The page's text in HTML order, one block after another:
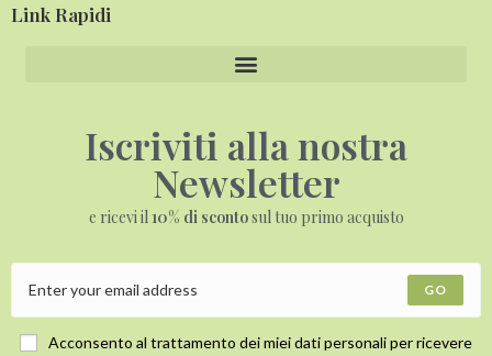
Link Rapidi
Iscriviti alla nostra
Newsletter
e ricevi il 10% di scontosul tuo primo acquisto
GO
Acconsento al trattamento dei miei dati personali per ricevere